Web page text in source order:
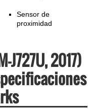
Sensor de
proximidad
J727U, 2017)